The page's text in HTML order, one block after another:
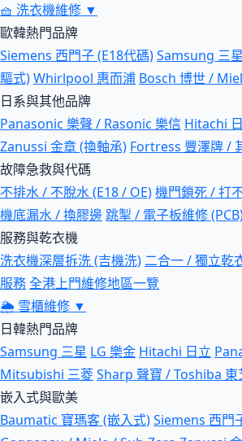
🧺 洗衣機維修 ▼
歐韓熱門品牌
Siemens 西門子 (E18代碼)Samsung 三
驅式)Whirlpool 惠而浦 Bosch 博世 /
日系與其他品牌
Panasonic 樂聲 / Rasonic 樂信 Hitachi
Zanussi 金章 (換軸承) Fortress 豐澤牌 /
故障急救與代碼
不排水 / 不脫水 (E18 / OE)機門鎖死 / 打
機底漏水 / 換膠邊跳掣 / 電子板維修
服務與乾衣機
洗衣機深層拆洗 (吉機洗) 二合一 / 獨立乾
服務全港上門維修地區一覽
🌦 雪櫃維修 ▼
日韓熱門品牌
Samsung 三星 LG 樂金 Hitachi 日立
Mitsubishi 三菱Sharp 聲寶 / Toshiba 東
嵌入式與歐美
Baumatic 寶瑪客 (嵌入式)Siemens 西門